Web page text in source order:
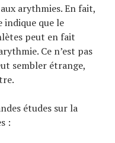
arythmies. En fait,
indique que le
peut en fait
Ce n’est pas
sembler étrange,
études sur la
: